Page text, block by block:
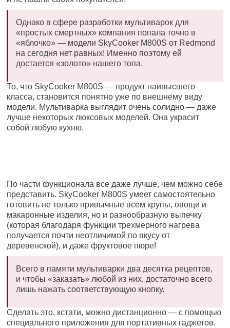
Однако в сфере разработки мультиварок для
«простых смертных» компания попала точно в
«яблочко» — модели SkyCooker M800S от Redmond
на сегодня нет равных! Именно поэтому ей
достается «золото» нашего топа.
То, что SkyCooker M800S — продукт наивысшего
класса, становится понятно уже по внешнему виду
модели. Мультиварка выглядит очень солидно — даже
лучше некоторых люксовых моделей. Она украсит
собой любую кухню.
По части функционала все даже лучше, чем можно себе
представить. SkyCooker M800S умеет самостоятельно
готовить не только привычные всем крупы, овощи и
макаронные изделия, но и разнообразную выпечку
(которая благодаря функции трехмерного нагрева
получается почти неотличимой по вкусу от
деревенской), и даже фруктовое пюре!
Всего в памяти мультиварки два десятка рецептов,
и чтобы «заказать» любой из них, достаточно всего
лишь нажать соответствующую кнопку.
Сделать это, кстати, можно дистанционно — с помощью
специального приложения для портативных гаджетов.